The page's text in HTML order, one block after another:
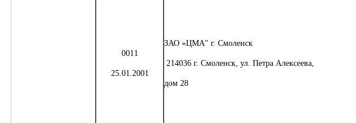
0011
25.01.2001
ЗАО «ЦМА" г. Смоленск
214036 г. Смоленск, ул. Петра Алексеева,
дом 28